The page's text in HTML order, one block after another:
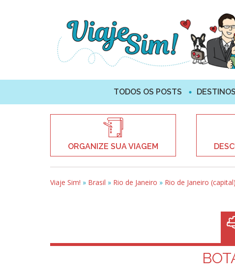
TODOS OS POSTS DESTINOS
ORGANIZE SUA VIAGEM
Viaje Sim! » Brasil » Rio de Janeiro » Rio de Janeiro (capital)